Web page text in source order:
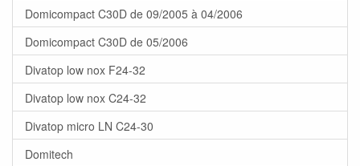
Domicompact C30D de 09/2005 à 04/2006
Domicompact C30D de 05/2006
Divatop low nox F24-32
Divatop low nox C24-32
Divatop micro LN C24-30
Domitech